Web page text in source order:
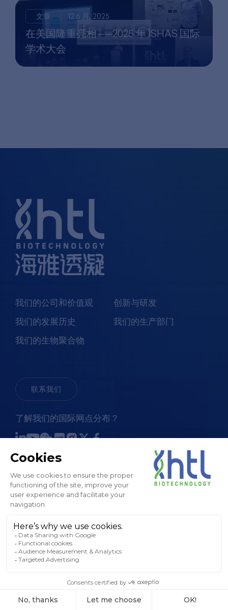
文章 12 6 月, 2025
在美国隆重亮相——2025 年 ISHAS 国际
学术大会
我们的公司和价值观
我们的发展历史
我们的生物聚合物
创新与研发
我们的生产部门
联系我们
了解我们的国际网点分布？
销售条款和条件
法律通知和 GTC
隐私政策
Cookies 政策
工厂地图